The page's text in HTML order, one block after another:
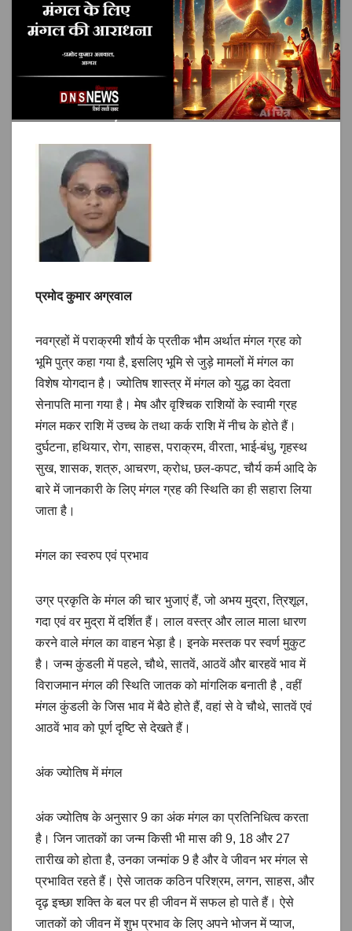
प्रमोद कुमार अग्रवाल
नवग्रहों में पराक्रमी शौर्य के प्रतीक भौम अर्थात मंगल ग्रह को
भूमि पुत्र कहा गया है, इसलिए भूमि से जुड़े मामलों में मंगल का
विशेष योगदान है। ज्योतिष शास्त्र में मंगल को युद्ध का देवता
सेनापति माना गया है। मेष और वृश्चिक राशियों के स्वामी ग्रह
मंगल मकर राशि में उच्च के तथा कर्क राशि में नीच के होते हैं।
दुर्घटना, हथियार, रोग, साहस, पराक्रम, वीरता, भाई-बंधु, गृहस्थ
सुख, शासक, शत्रु, आचरण, क्रोध, छल-कपट, चौर्य कर्म आदि के
बारे में जानकारी के लिए मंगल ग्रह की स्थिति का ही सहारा लिया
जाता है।
मंगल का स्वरुप एवं प्रभाव
उग्र प्रकृति के मंगल की चार भुजाएं हैं, जो अभय मुद्रा, त्रिशूल,
गदा एवं वर मुद्रा में दर्शित हैं। लाल वस्त्र और लाल माला धारण
करने वाले मंगल का वाहन भेड़ा है। इनके मस्तक पर स्वर्ण मुकुट
है। जन्म कुंडली में पहले, चौथे, सातवें, आठवें और बारहवें भाव में
विराजमान मंगल की स्थिति जातक को मांगलिक बनाती है , वहीं
मंगल कुंडली के जिस भाव में बैठे होते हैं, वहां से वे चौथे, सातवें एवं
आठवें भाव को पूर्ण दृष्टि से देखते हैं।
अंक ज्योतिष में मंगल
अंक ज्योतिष के अनुसार 9 का अंक मंगल का प्रतिनिधित्व करता
है। जिन जातकों का जन्म किसी भी मास की 9, 18 और 27
तारीख को होता है, उनका जन्मांक 9 है और वे जीवन भर मंगल से
प्रभावित रहते हैं। ऐसे जातक कठिन परिश्रम, लगन, साहस, और
दृढ़ इच्छा शक्ति के बल पर ही जीवन में सफल हो पाते हैं। ऐसे
जातकों को जीवन में शुभ प्रभाव के लिए अपने भोजन में प्याज,